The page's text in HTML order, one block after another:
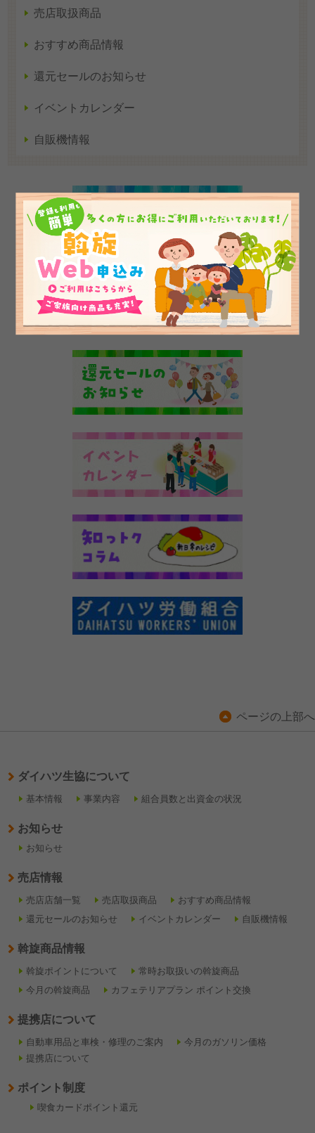
売店取扱商品
おすすめ商品情報
還元セールのお知らせ
イベントカレンダー
自販機情報
ページの上部へ
ダイハツ生協について
基本情報 事業内容 組合員数と出資金の状況
お知らせ
お知らせ
売店情報
売店店舗一覧 売店取扱商品
おすすめ商品情報
還元セールのお知らせ
イベントカレンダー 自販機情報
斡旋商品情報
斡旋ポイントについて
常時お取扱いの斡旋商品
今月の斡旋商品
カフェテリアプラン ポイント交換
提携店について
自動車用品と車検・修理のご案内
今月のガソリン価格
提携店について
ポイント制度
喫食カードポイント還元